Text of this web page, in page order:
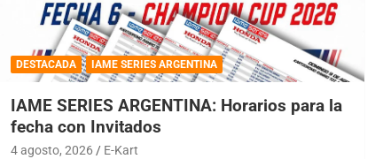
DESTACADA IAME SERIES ARGENTINA
IAME SERIES ARGENTINA: Horarios para la
fecha con Invitados
4 agosto, 2026 E-Kart